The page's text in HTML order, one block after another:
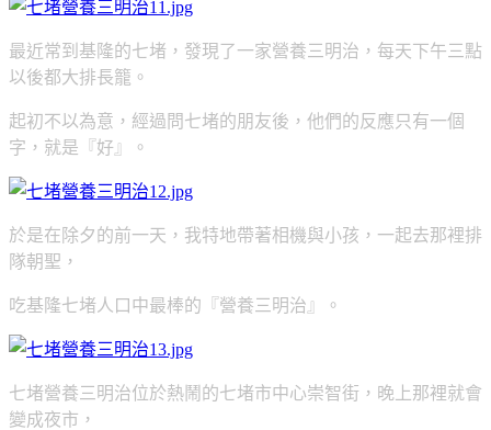
最近常到基隆的七堵，發現了一家營養三明治，每天下午三點
以後都大排長籠。
起初不以為意，經過問七堵的朋友後，他們的反應只有一個
字，就是『好』。
於是在除夕的前一天，我特地帶著相機與小孩，一起去那裡排
隊朝聖，
吃基隆七堵人口中最棒的『營養三明治』。
七堵營養三明治位於熱鬧的七堵市中心崇智街，晚上那裡就會
變成夜市，